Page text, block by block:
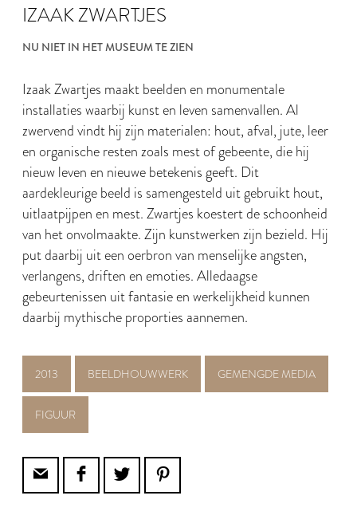
IZAAK ZWARTJES
NU NIET IN HET MUSEUM TE ZIEN
Izaak Zwartjes maakt beelden en monumentale
installaties waarbij kunst en leven samenvallen. Al
zwervend vindt hij zijn materialen: hout, afval, jute, leer
en organische resten zoals mest of gebeente, die hij
nieuw leven en nieuwe betekenis geeft. Dit
aardekleurige beeld is samengesteld uit gebruikt hout,
uitlaatpijpen en mest. Zwartjes koestert de schoonheid
van het onvolmaakte. Zijn kunstwerken zijn bezield. Hij
put daarbij uit een oerbron van menselijke angsten,
verlangens, driften en emoties. Alledaagse
gebeurtenissen uit fantasie en werkelijkheid kunnen
daarbij mythische proporties aannemen.
2013 BEELDHOUWWERK GEMENGDE MEDIA
FIGUUR